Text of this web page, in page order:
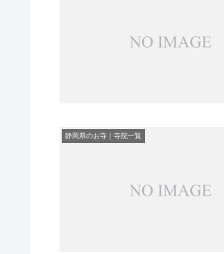
静岡県のお寺｜寺院一覧